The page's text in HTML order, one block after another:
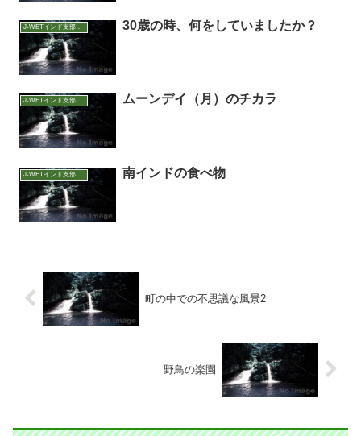
J-WETインド支部～ヨガのこころ～ 30歳の時、何をしていましたか？
J-WETインド支部～ヨガのこころ～ ムーンデイ（月）のチカラ
J-WETインド支部～ヨガのこころ～ 南インドの食べ物
町の中での不思議な風景2
野鳥の楽園